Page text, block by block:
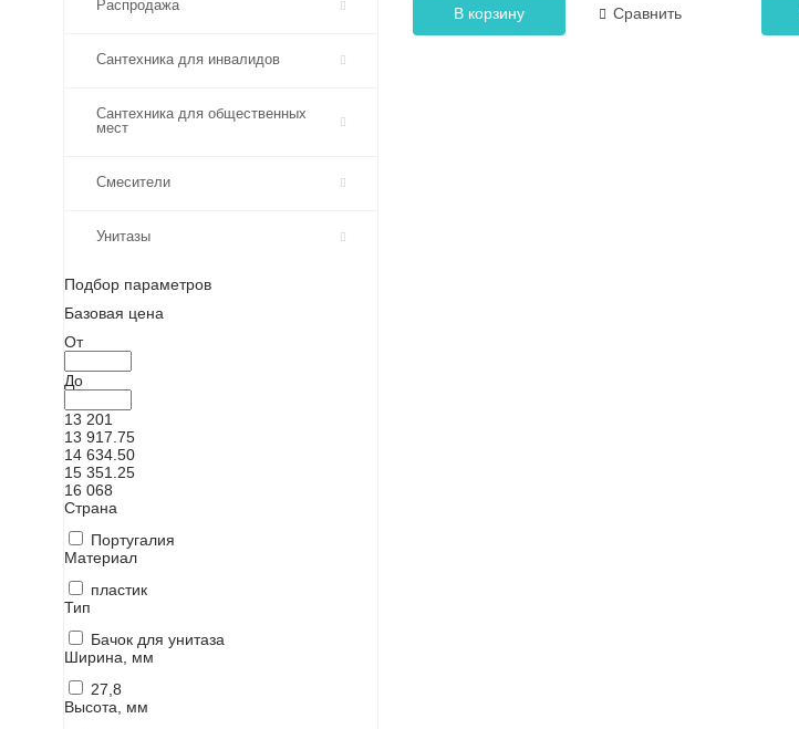
Распродажа
Сантехника для инвалидов
Сантехника для общественных
мест
Смесители
Унитазы
Подбор параметров
Базовая цена
От
До
13 201
13 917.75
14 634.50
15 351.25
16 068
Страна
Португалия
Материал
пластик
Тип
Бачок для унитаза
Ширина, мм
27,8
Высота, мм
В корзину Сравнить